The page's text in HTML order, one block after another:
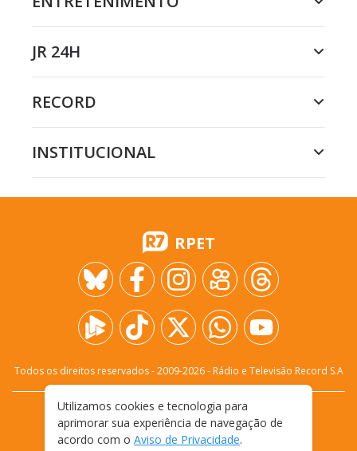
JR 24H
RECORD
INSTITUCIONAL
RPET
Todos os direitos reservados - 2009-2026- Rádio e Televisão Record S.A
FALE CONOSCO
PRIVACIDADE
TERMOS E CONDIÇÕES DE USO
Utilizamos cookies e tecnologia para
aprimorar sua experiência de navegação de
acordo com o Aviso de Privacidade.